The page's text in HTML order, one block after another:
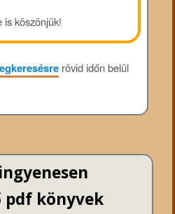
is köszönjük!
rövid időn belül
könyvek